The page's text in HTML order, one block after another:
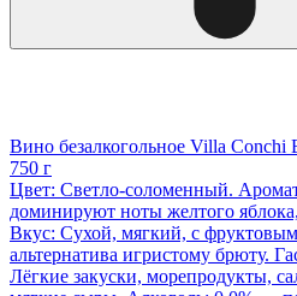
Вино безалкогольное Villa Conchi
750 г
Цвет: Светло-соломенный.
доминируют ноты желтого
Вкус: Сухой, мягкий, с
альтернатива игристому брюту.
Лёгкие закуски, морепродукты,